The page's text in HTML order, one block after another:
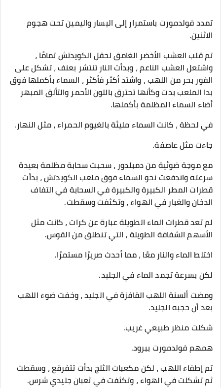
تمدد فولدمورت باستمرار إلى اليسار واليمين تحت هجوم
الاثنين.
تم قلب العشب الأخضر الغامق لحقل الكويدتش تمامًا ،
واشتعل العشب الناعم ، وبدأت النار تنتشر بعنف ، تشكل على
الفور بحر من اللهب ، واشتد أكثر فأكثر ، السماء بأكملها فوق
بدا الملعب بدت وكأنها تحترق باللون الأحمر والتألق المبهر
أضاء السماء المظلمة بأكملها.
في لحظة ، كانت السماء مليئة بالغيوم الحمراء ، مثل النهار.
جاءت مثل عاصفة.
مع موجة ضوئية من دمبلدور ، سحبت سحابة مظلمة بعيدة
سرعته واندفعت نحو السماء فوق ملعب الكويدتش ، بدأت
قطرات المطر الكبيرة والكبيرة في السحابة في التفاف
الدخان والغبار في الهواء ، وتكثفت وسقطت.
لم تعد قطرات الماء الطويلة عبارة عن كرات ، كانت مثل
الأسهم الشفافة الطويلة ، التي تنطلق من القوس.
اختلط الماء والنار معًا ، مما أحدث صريرًا مستمرًا.
لكن بسرعة تجمد الماء في الجليد.
ومضت ألسنة اللهب القافزة في الجليد ، وخفت ضوء اللهب
بعد أن حجبه الجليد.
شكلت منظر طبيعي غريب.
همهم فولدمورت ببرود.
تم إطفاء اللهب ، لكن مكعبات الثلج بدأت تتفرقع ، وسقطت
ثم تشكلت في الهواء ، وتكثفت في ثعبان جليدي شرس.